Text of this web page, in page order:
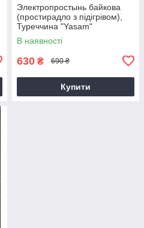
Электропростынь байкова
(простирадло з підігрівом),
Туреччина "Yasam"
120см-160см (полуторне)
В наявності
630 ₴ 690 ₴
Купити